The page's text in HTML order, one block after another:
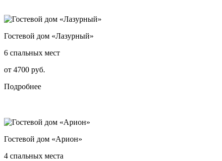
Гостевой дом «Лазурный»
6 спальных мест
от 4700 руб.
Подробнее
Гостевой дом «Арион»
4 спальных места